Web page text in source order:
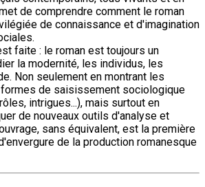
de comprendre comment le roman
de connaissance et d'imagination
faite : le roman est toujours un
la modernité, les individus, les
Non seulement en montrant les
de saisissement sociologique
intrigues...), mais surtout en
de nouveaux outils d'analyse et
sans équivalent, est la première
de la production romanesque